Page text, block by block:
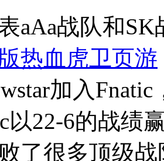
战队和SK
热血虎卫页游
加入
以22-6的战绩
了很多顶级战